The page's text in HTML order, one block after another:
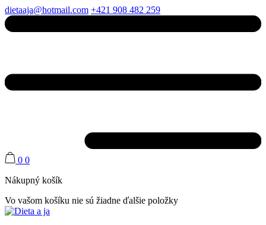
dietaaja@hotmail.com +421 908 482 259
0 0
Nákupný košík
Vo vašom košíku nie sú žiadne ďalšie položky